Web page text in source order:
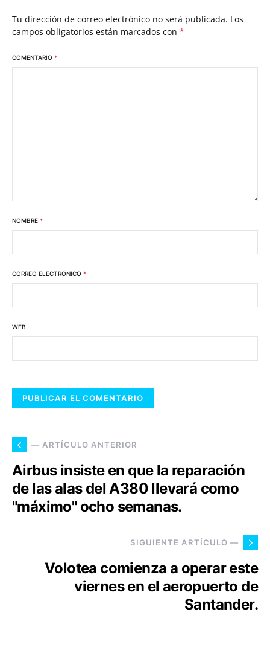
Tu dirección de correo electrónico no será publicada. Los
campos obligatorios están marcados con *
COMENTARIO *
NOMBRE *
CORREO ELECTRÓNICO *
WEB
— ARTÍCULO ANTERIOR
Airbus insiste en que la reparación
de las alas del A380 llevará como
"máximo" ocho semanas.
SIGUIENTE ARTÍCULO —
Volotea comienza a operar este
viernes en el aeropuerto de
Santander.